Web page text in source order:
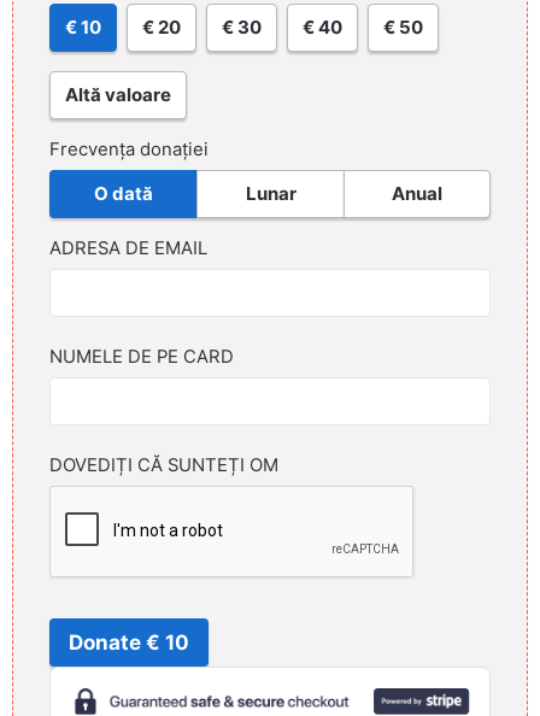
€ 10 € 20 € 30 € 40 € 50
Altă valoare
Frecvența donației
O dată Lunar Anual
ADRESA DE EMAIL
NUMELE DE PE CARD
DOVEDIȚI CĂ SUNTEȚI OM
Donate € 10